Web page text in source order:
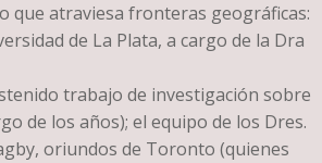
que atraviesa fronteras geográficas:
de La Plata, a cargo de la Dra
trabajo de investigación sobre
de los años); el equipo de los Dres.
oriundos de Toronto (quienes